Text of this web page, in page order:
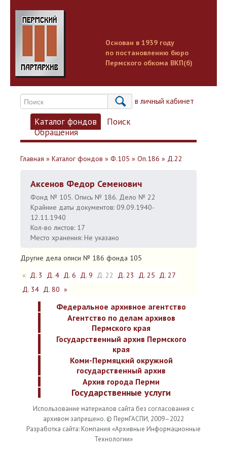
Основан в 1939 году
по постановлению бюро
Пермского обкома ВКП(б)
Вход в личный кабинет
Каталог фондов
Поиск
Обращения
Главная » Каталог фондов » Ф.105 » Оп.186 » Д.22
Аксенов Федор Семенович
Фонд № 105. Опись № 186. Дело № 22
Крайние даты документов: 09.09.1940-
12.11.1940
Кол-во листов: 17
Место хранения: Не указано
Другие дела описи № 186 фонда 105
« Д. 3 Д. 4 Д. 6 Д. 9 Д. 22 Д. 23 Д. 25 Д. 27
Д. 34 Д. 80 »
Федеральное архивное агентство
Агентство по делам архивов
Пермского края
Государственный архив Пермского
края
Коми-Пермяцкий окружной
государственный архив
Архив города Перми
Государственные услуги
Использование материалов сайта без согласования с
архивом запрещено. © ПермГАСПИ, 2009–2022
Разработка сайта: Компания «Архивные Информационные
Технологии»